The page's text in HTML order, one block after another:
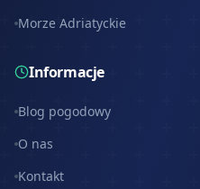
Morze Adriatyckie
Informacje
Blog pogodowy
O nas
Kontakt